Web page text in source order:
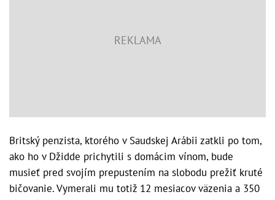
Britský penzista, ktorého v Saudskej Arábii zatkli po tom,
ako ho v Džidde prichytili s domácim vínom, bude
musieť pred svojím prepustením na slobodu prežiť kruté
bičovanie. Vymerali mu totiž 12 mesiacov väzenia a 350